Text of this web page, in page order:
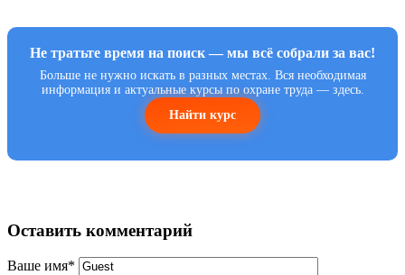
Не тратьте время на поиск — мы всё собрали за вас!
Больше не нужно искать в разных местах. Вся необходимая
информация и актуальные курсы по охране труда — здесь.
Найти курс
Оставить комментарий
Ваше имя*